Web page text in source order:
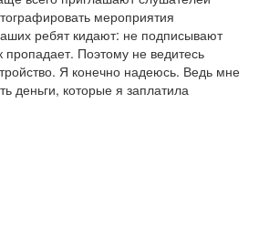
мероприятия
ребят кидают: не подписывают
пропадает. Поэтому не ведитесь
Я конечно надеюсь. Ведь мне
деньги, которые я заплатила